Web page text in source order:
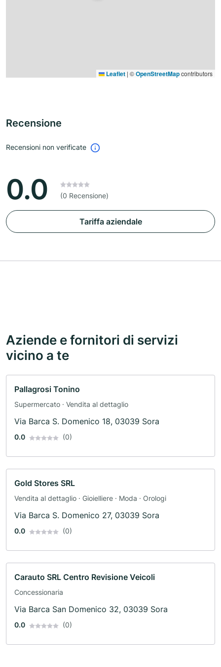
Leaflet | ©OpenStreetMapcontributors
Recensione
Recensioni non verificate
0.0 (0 Recensione)
Tariffa aziendale
Aziende e fornitori di servizi
vicino a te
Pallagrosi Tonino
Supermercato · Vendita al dettaglio
Via Barca S. Domenico 18, 03039 Sora
0.0 (0)
Gold Stores SRL
Vendita al dettaglio · Gioielliere · Moda · Orologi
Via Barca S. Domenico 27, 03039 Sora
0.0 (0)
Carauto SRL Centro Revisione Veicoli
Concessionaria
Via Barca San Domenico 32, 03039 Sora
0.0 (0)